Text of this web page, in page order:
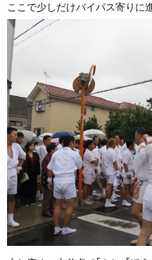
ここで少しだけバイパス寄りに